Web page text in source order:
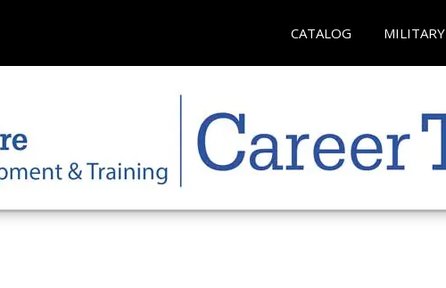
CATALOG MILITARY